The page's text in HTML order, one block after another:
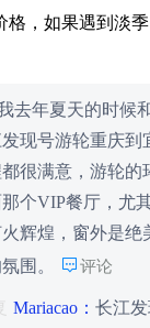
格，如果遇到淡
我去年夏天的时候
现号游轮重庆到
很满意，游轮的
个VIP餐厅，尤
辉煌，窗外是绝
围。
评论
Mariacao： 长江